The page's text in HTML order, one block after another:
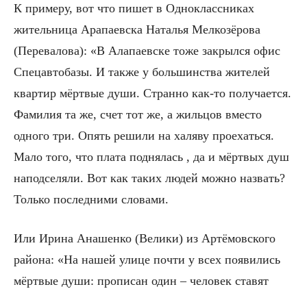
К примеру, вот что пишет в Одноклассниках
жительница Арапаевска Наталья Мелкозёрова
(Перевалова): «В Алапаевске тоже закрылся офис
Спецавтобазы. И также у большинства жителей
квартир мёртвые души. Странно как-то получается.
Фамилия та же, счет тот же, а жильцов вместо
одного три. Опять решили на халяву проехаться.
Мало того, что плата поднялась , да и мёртвых душ
наподселяли. Вот как таких людей можно назвать?
Только последними словами.
Или Ирина Анашенко (Велики) из Артёмовского
района: «На нашей улице почти у всех появились
мёртвые души: прописан один – человек ставят